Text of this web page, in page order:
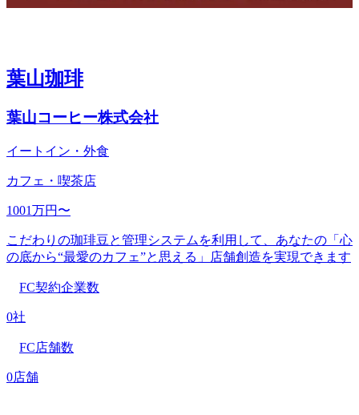
葉山珈琲
葉山コーヒー株式会社
イートイン・外食
カフェ・喫茶店
1001万円〜
こだわりの珈琲豆と管理システムを利用して、あなたの「心
の底から“最愛のカフェ”と思える」店舗創造を実現できます
FC契約企業数
0社
FC店舗数
0店舗